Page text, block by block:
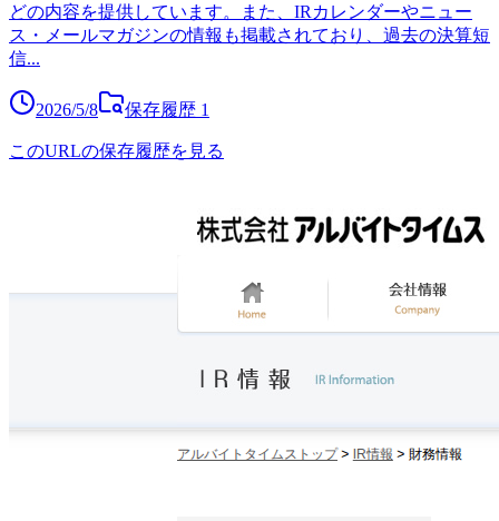
どの内容を提供しています。また、IRカレンダーやニュー
ス・メールマガジンの情報も掲載されており、過去の決算短
信...
2026/5/8 保存履歴 1
このURLの保存履歴を見る